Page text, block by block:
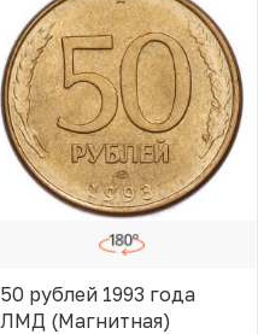
50 рублей 1993 года
ЛМД (Магнитная)